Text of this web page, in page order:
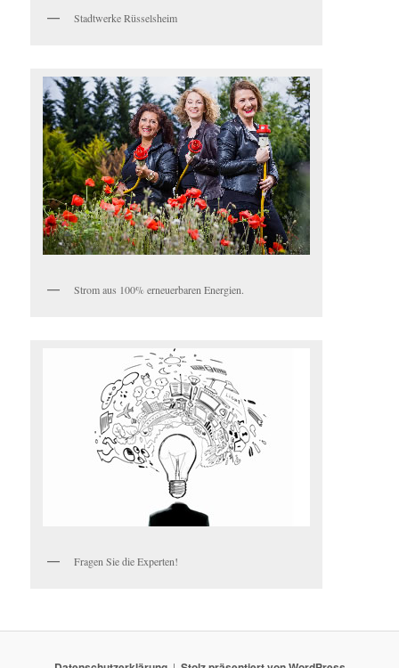
Stadtwerke Rüsselsheim
Strom aus 100% erneuerbaren Energien.
Fragen Sie die Experten!